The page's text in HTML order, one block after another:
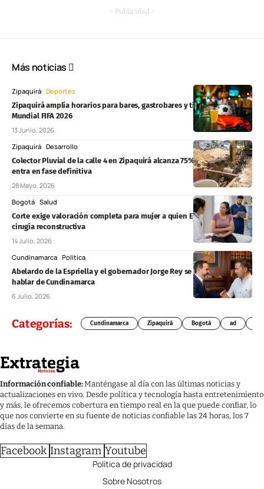
- Publicidad -
Más noticias
Zipaquirá Deportes
Zipaquirá amplía horarios para bares, gastrobares y tiendas durante el
Mundial FIFA 2026
13 Junio, 2026
Zipaquirá Desarrollo
Colector Pluvial de la calle 4 en Zipaquirá alcanza 75% de avance y
entra en fase definitiva
28 Mayo, 2026
Bogotá Salud
Corte exige valoración completa para mujer a quien EPS Sanitas negó
cirugía reconstructiva
14 Julio, 2026
Cundinamarca Política
Abelardo de la Espriella y el gobernador Jorge Rey se reúnen para
hablar de Cundinamarca
6 Julio, 2026
Categorías: Cundinamarca Zipaquirá Bogotá ad
Información confiable:Manténgase al día con las últimas noticias y
actualizaciones en vivo. Desde política y tecnología hasta entretenimiento
y más, le ofrecemos cobertura en tiempo real en la que puede confiar, lo
que nos convierte en su fuente de noticias confiable las 24 horas, los 7
días de la semana.
Facebook Instagram Youtube
Política de privacidad
Sobre Nosotros